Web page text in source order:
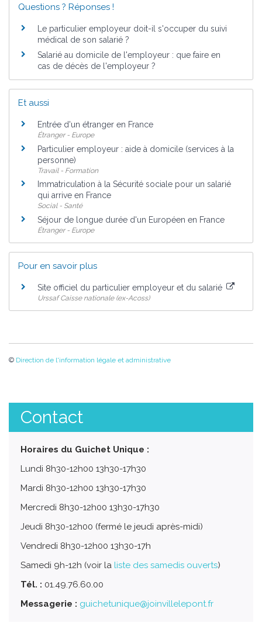
Questions ? Réponses !
Le particulier employeur doit-il s'occuper du suivi
médical de son salarié ?
Salarié au domicile de l'employeur : que faire en
cas de décès de l'employeur ?
Et aussi
Entrée d'un étranger en France
Étranger - Europe
Particulier employeur : aide à domicile (services à la
personne)
Travail - Formation
Immatriculation à la Sécurité sociale pour un salarié
qui arrive en France
Social - Santé
Séjour de longue durée d'un Européen en France
Étranger - Europe
Pour en savoir plus
Site officiel du particulier employeur et du salarié
Urssaf Caisse nationale (ex-Acoss)
© Direction de l'information légale et administrative
Contact
Horaires du Guichet Unique :
Lundi 8h30-12h00 13h30-17h30
Mardi 8h30-12h00 13h30-17h30
Mercredi 8h30-12h00 13h30-17h30
Jeudi 8h30-12h00 (fermé le jeudi après-midi)
Vendredi 8h30-12h00 13h30-17h
Samedi 9h-12h (voir la liste des samedis ouverts)
Tél. : 01.49.76.60.00
Messagerie : guichetunique@joinvillelepont.fr